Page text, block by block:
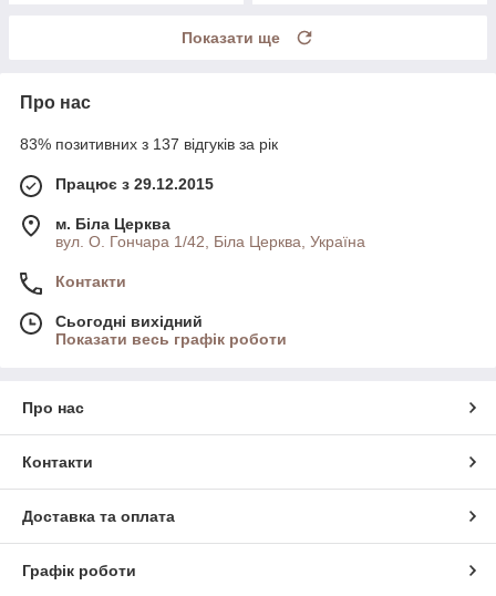
Показати ще
Про нас
83% позитивних з 137 відгуків за рік
Працює з 29.12.2015
м. Біла Церква
вул. О. Гончара 1/42, Біла Церква, Україна
Контакти
Сьогодні вихідний
Показати весь графік роботи
Про нас
Контакти
Доставка та оплата
Графік роботи